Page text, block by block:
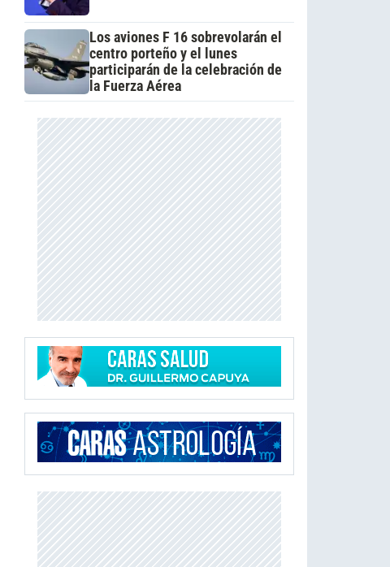
Los aviones F 16 sobrevolarán el
centro porteño y el lunes
participarán de la celebración de
la Fuerza Aérea